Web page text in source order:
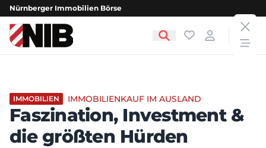
Nürnberger Immobilien Börse
NIB - Nürnberger Immobilien Börse Favoriten
Login
IMMOBILIEN IMMOBILIENKAUF IM AUSLAND
Faszination, Investment &
die größten Hürden